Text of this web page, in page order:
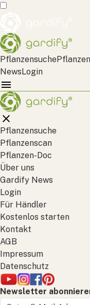
Pflanzensuche
NewsLogin
Pflanzensuche
Pflanzenscan
Pflanzen-Doc
Über uns
Gardify News
Login
Für Händler
Kostenlos starten
Kontakt
AGB
Impressum
Datenschutz
Newsletter